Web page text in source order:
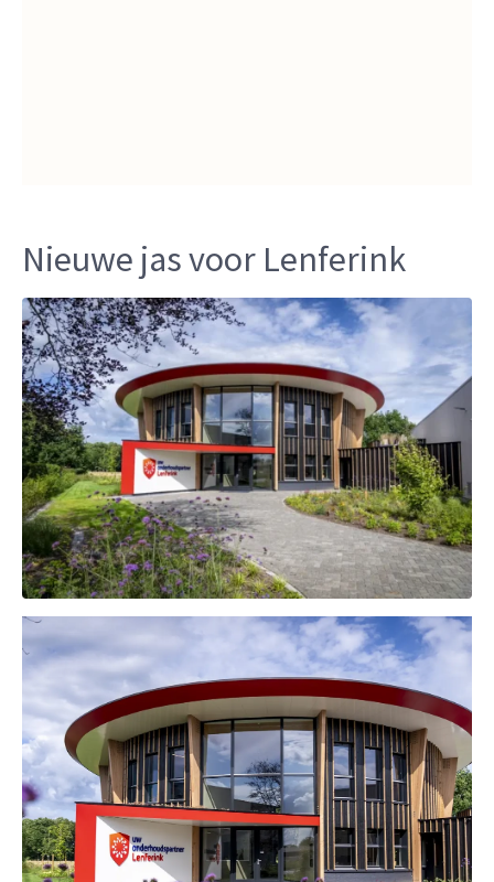
Nieuwe jas voor Lenferink